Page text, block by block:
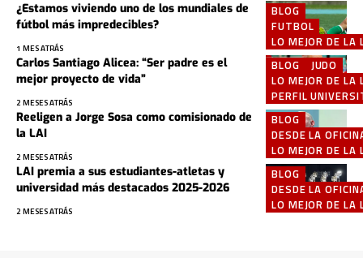
BLOG
FUTBOL
LO MEJOR DE LA
¿Estamos viviendo uno de los mundiales de
fútbol más impredecibles?
1 MES ATRÁS
BLOG
JUDO
LO MEJOR DE LA
PERFIL
Carlos Santiago Alicea: “Ser padre es el
mejor proyecto de vida”
2 MESES ATRÁS
BLOG
DESDE LA
LO MEJOR DE LA
Reeligen a Jorge Sosa como comisionado de
la LAI
2 MESES ATRÁS
BLOG
DESDE LA
LO MEJOR DE LA
LAI premia a sus estudiantes-atletas y
universidad más destacados 2025-2026
2 MESES ATRÁS